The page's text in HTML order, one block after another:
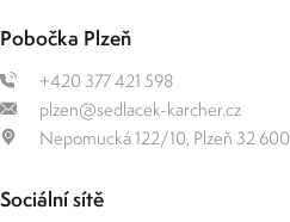
Pobočka Plzeň
+420 377 421 598
plzen@sedlacek-karcher.cz
Nepomucká 122/10, Plzeň 32 600
Sociální sítě